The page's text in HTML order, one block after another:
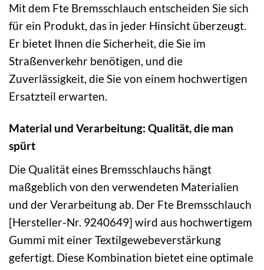
Mit dem Fte Bremsschlauch entscheiden Sie sich
für ein Produkt, das in jeder Hinsicht überzeugt.
Er bietet Ihnen die Sicherheit, die Sie im
Straßenverkehr benötigen, und die
Zuverlässigkeit, die Sie von einem hochwertigen
Ersatzteil erwarten.
Material und Verarbeitung: Qualität, die man
spürt
Die Qualität eines Bremsschlauchs hängt
maßgeblich von den verwendeten Materialien
und der Verarbeitung ab. Der Fte Bremsschlauch
[Hersteller-Nr. 9240649] wird aus hochwertigem
Gummi mit einer Textilgewebeverstärkung
gefertigt. Diese Kombination bietet eine optimale